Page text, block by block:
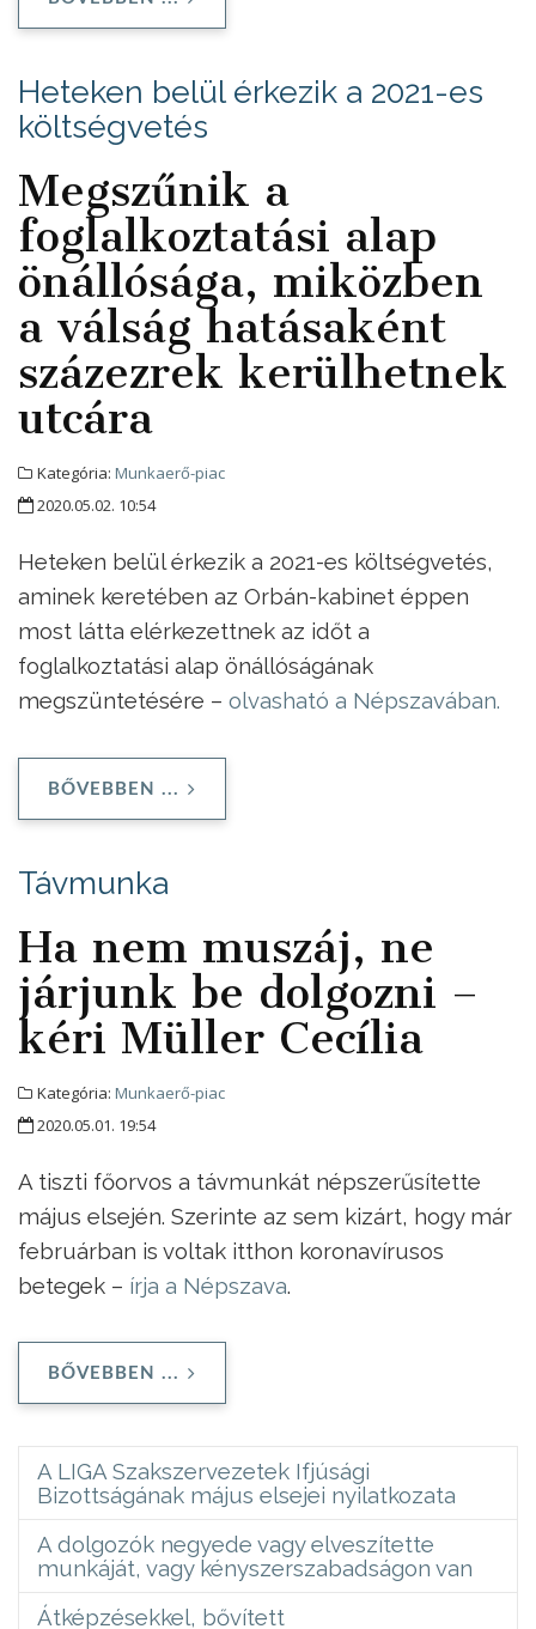
Heteken belül érkezik a 2021-es
költségvetés
Megszűnik a
foglalkoztatási alap
önállósága, miközben
a válság hatásaként
százezrek kerülhetnek
utcára
Kategória: Munkaerő-piac
2020.05.02. 10:54
Heteken belül érkezik a 2021-es költségvetés,
aminek keretében az Orbán-kabinet éppen
most látta elérkezettnek az időt a
foglalkoztatási alap önállóságának
megszüntetésére – olvasható a Népszavában.
BŐVEBBEN ...
Távmunka
Ha nem muszáj, ne
járjunk be dolgozni –
kéri Müller Cecília
Kategória: Munkaerő-piac
2020.05.01. 19:54
A tiszti főorvos a távmunkát népszerűsítette
május elsején. Szerinte az sem kizárt, hogy már
februárban is voltak itthon koronavírusos
betegek – írja a Népszava.
BŐVEBBEN ...
A LIGA Szakszervezetek Ifjúsági
Bizottságának május elsejei nyilatkozata
A dolgozók negyede vagy elveszítette
munkáját, vagy kényszerszabadságon van
Átképzésekkel, bővített